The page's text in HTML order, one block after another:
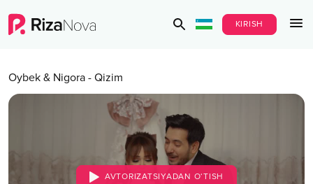
KIRISH
Oybek & Nigora - Qizim
AVTORIZATSIYADAN O‘TISH